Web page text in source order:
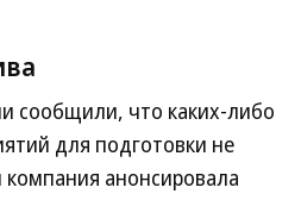
сообщили, что каких-либо
для подготовки не
анонсировала